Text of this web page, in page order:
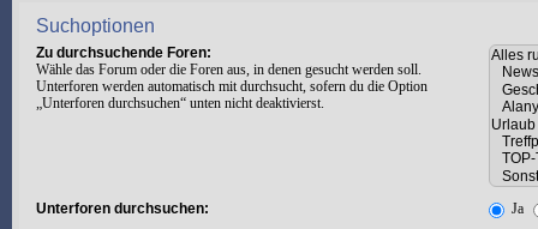
Suchoptionen
Zu durchsuchende Foren:
Wähle das Forum oder die Foren aus, in denen gesucht werden soll.
Unterforen werden automatisch mit durchsucht, sofern du die Option
„Unterforen durchsuchen“ unten nicht deaktivierst.
Unterforen durchsuchen:
Ja